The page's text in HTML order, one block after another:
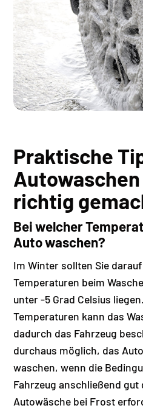
Praktische
richtig
Bei welcher
Auto waschen?
Im Winter sollten Sie
Temperaturen beim
unter -5 Grad Celsius
Temperaturen kann das
dadurch das Fahrzeug
durchaus möglich, das
waschen, wenn die
Fahrzeug anschließend
Autowäsche bei Frost